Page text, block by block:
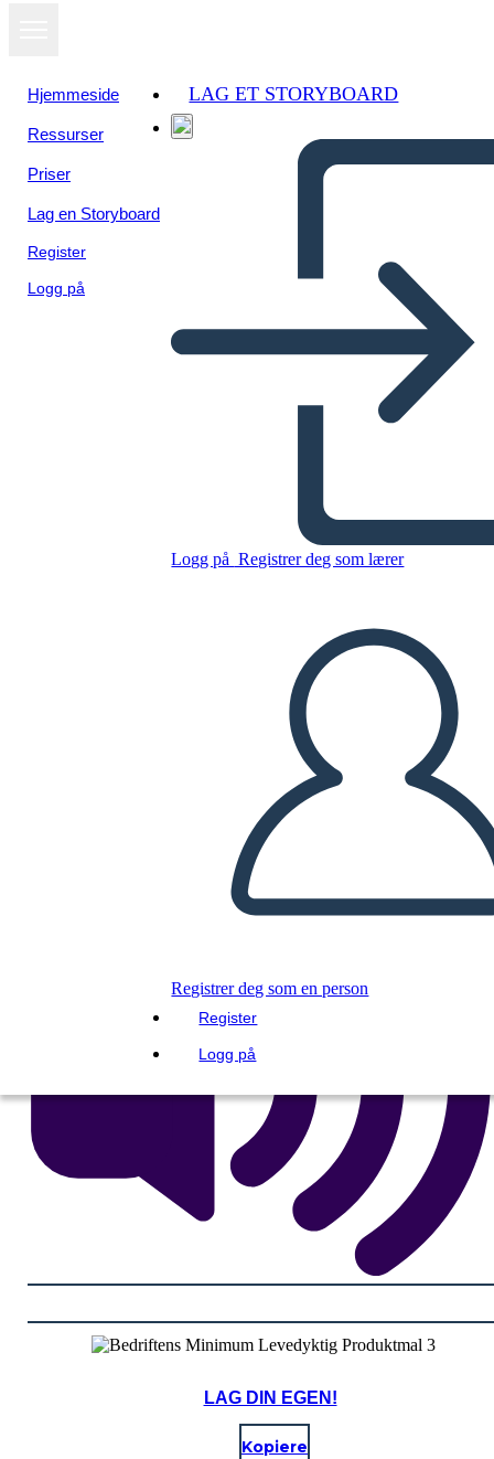
Hjemmeside
Ressurser
Priser
Lag en Storyboard
Register
Logg på
LAG ET STORYBOARD
Logg på Registrer deg som lærer
Registrer deg som en person
Register
Logg på
Kopier dette storyboardet
LAGE ET STORYBOARD
SPILLE AV LYSBILDEFREMVISNING
LES FOR MEG
LAG DIN EGEN!
Kopiere